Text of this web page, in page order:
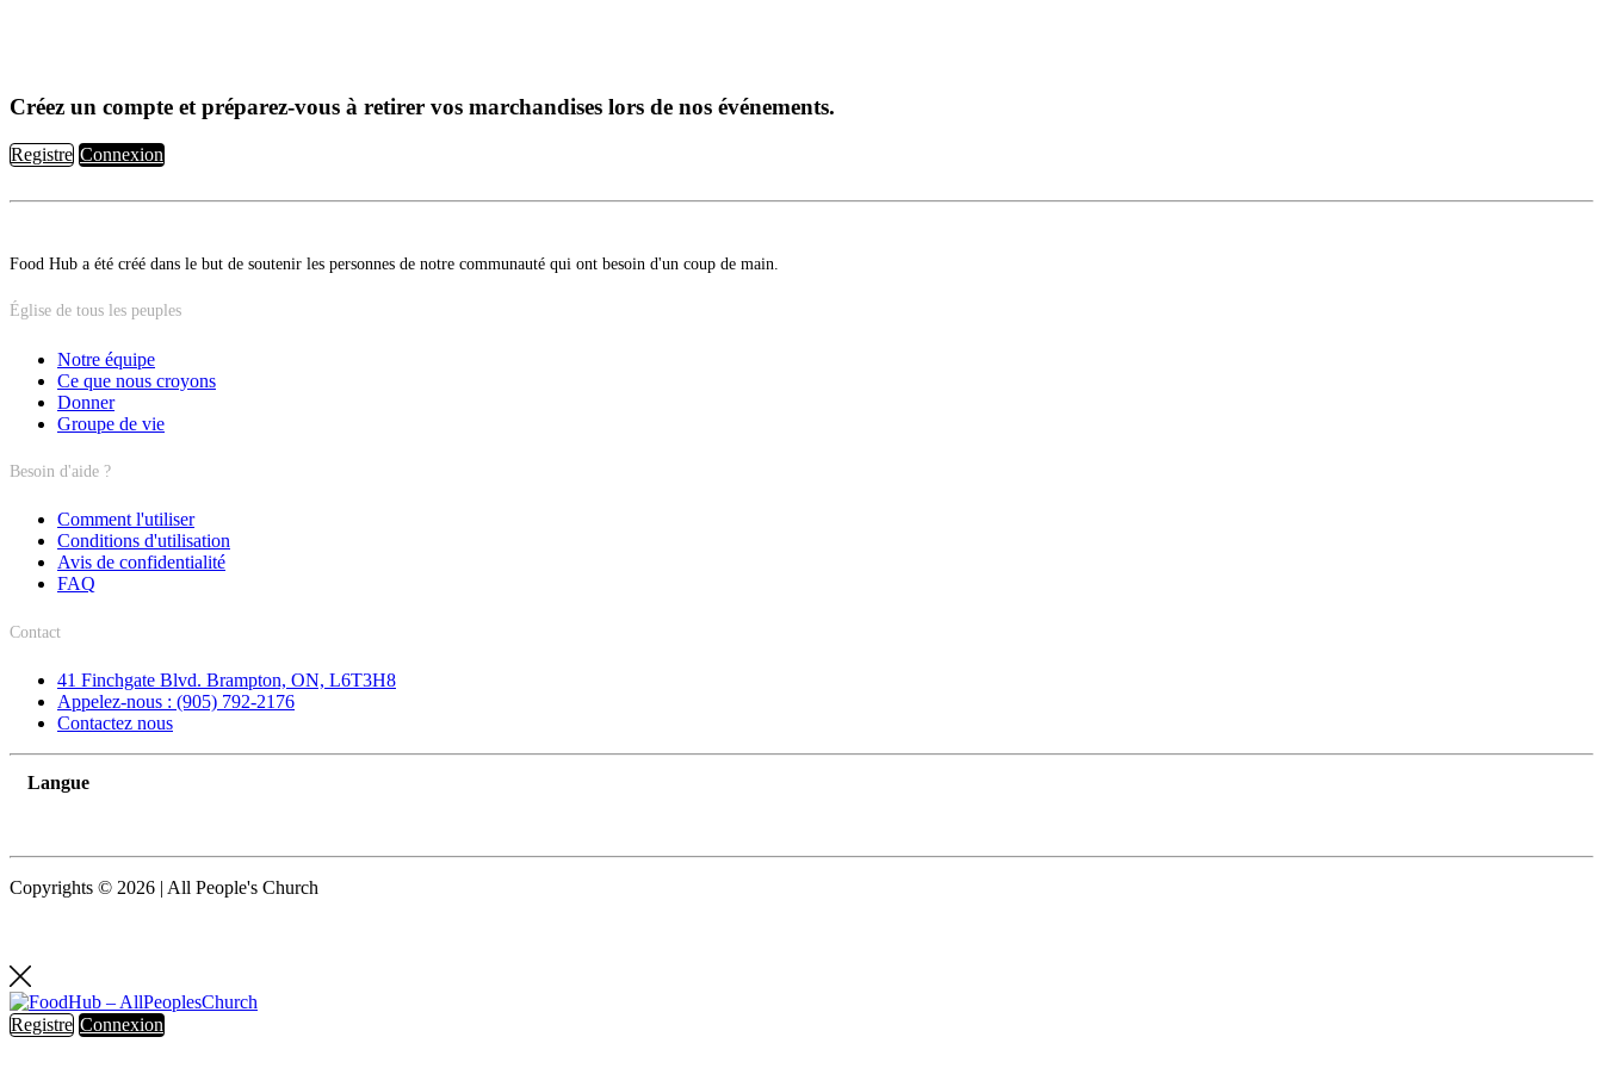
Créez un compte et préparez-vous à retirer vos marchandises lors de nos événements.
Registre Connexion
Food Hub a été créé dans le but de soutenir les personnes de notre communauté qui ont besoin d'un coup de main.
Église de tous les peuples
Notre équipe
Ce que nous croyons
Donner
Groupe de vie
Besoin d'aide ?
Comment l'utiliser
Conditions d'utilisation
Avis de confidentialité
FAQ
Contact
41 Finchgate Blvd. Brampton, ON, L6T3H8
Appelez-nous : (905) 792-2176
Contactez nous
Langue
Copyrights © 2026 | All People's Church
Registre Connexion